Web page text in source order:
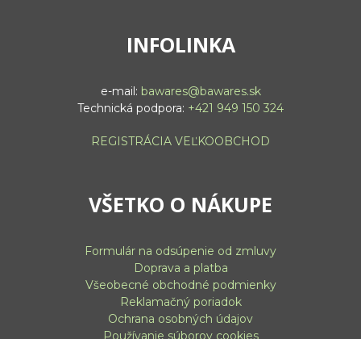
INFOLINKA
e-mail: bawares@bawares.sk
Technická podpora: +421 949 150 324
REGISTRÁCIA VEĽKOOBCHOD
VŠETKO O NÁKUPE
Formulár na odsúpenie od zmluvy
Doprava a platba
Všeobecné obchodné podmienky
Reklamačný poriadok
Ochrana osobných údajov